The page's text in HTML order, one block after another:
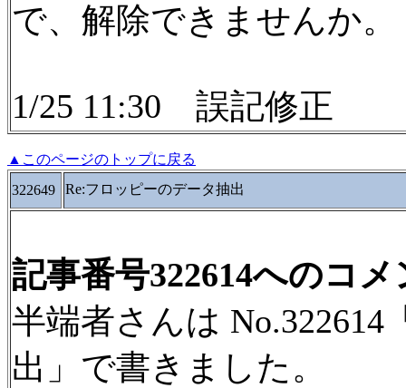
で、解除できませんか。
1/25 11:30 誤記修正
▲このページのトップに戻る
322649
Re:フロッピーのデータ抽出
記事番号322614へのコメ
半端者さんは
出」で書きました。